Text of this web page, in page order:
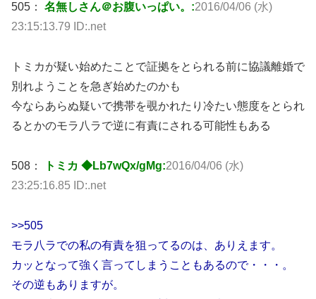
505： 名無しさん＠お腹いっぱい。:2016/04/06 (水)
23:15:13.79 ID:.net
トミカが疑い始めたことで証拠をとられる前に協議離婚で
別れようことを急ぎ始めたのかも
今ならあらぬ疑いで携帯を覗かれたり冷たい態度をとられ
るとかのモラ八ラで逆に有責にされる可能性もある
508： トミカ ◆Lb7wQx/gMg:2016/04/06 (水)
23:25:16.85 ID:.net
>>505
モラ八ラでの私の有責を狙ってるのは、ありえます。
カッとなって強く言ってしまうこともあるので・・・。
その逆もありますが。